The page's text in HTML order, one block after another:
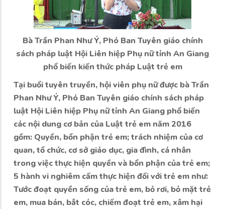
Bà Trần Phan Như Ý, Phó Ban Tuyên giáo chính
sách pháp luật Hội Liên hiệp Phụ nữ tỉnh An Giang
phổ biến kiến thức pháp Luật trẻ em
Tại buổi tuyên truyền, hội viên phụ nữ được bà Trần
Phan Như Ý, Phó Ban Tuyên giáo chính sách pháp
luật Hội Liên hiệp Phụ nữ tỉnh An Giang phổ biến
các nội dung cơ bản của Luật trẻ em năm 2016
gồm: Quyền, bổn phận trẻ em; trách nhiệm của cơ
quan, tổ chức, cơ sở giáo dục, gia đình, cá nhân
trong việc thực hiện quyền và bổn phận của trẻ em;
5 hành vi nghiêm cấm thực hiện đối với trẻ em như:
Tước đoạt quyền sống của trẻ em, bỏ rơi, bỏ mặt trẻ
em, mua bán, bắt cóc, chiếm đoạt trẻ em, xâm hại